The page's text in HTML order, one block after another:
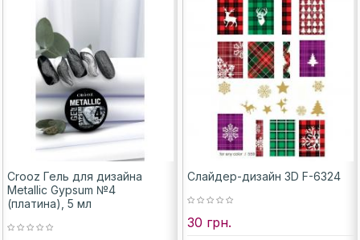
Crooz Гель для дизайна
Metallic Gypsum №4
(платина), 5 мл
Слайдер-дизайн 3D F-6324
30 грн.